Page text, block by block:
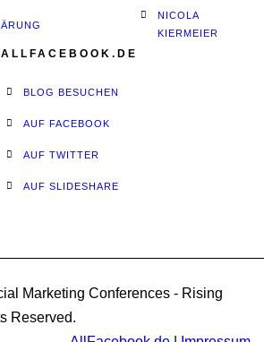
ALLFACEBOOK.DE
BLOG BESUCHEN
AUF FACEBOOK
AUF TWITTER
AUF SLIDESHARE
NICOLA
KIERMEIER
Marketing Conferences - Rising
Reserved.